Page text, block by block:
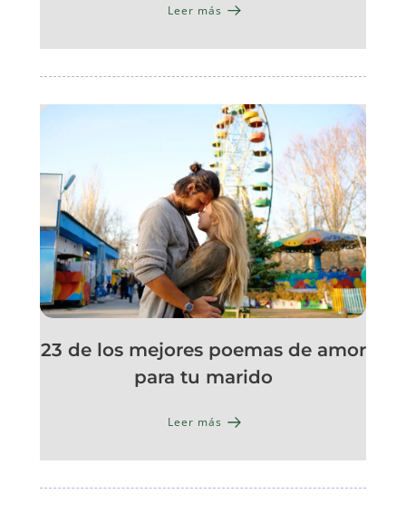
Leer más
23 de los mejores poemas de amor
para tu marido
Leer más